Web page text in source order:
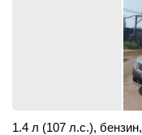
1.4 л (107 л.с.), бензин,